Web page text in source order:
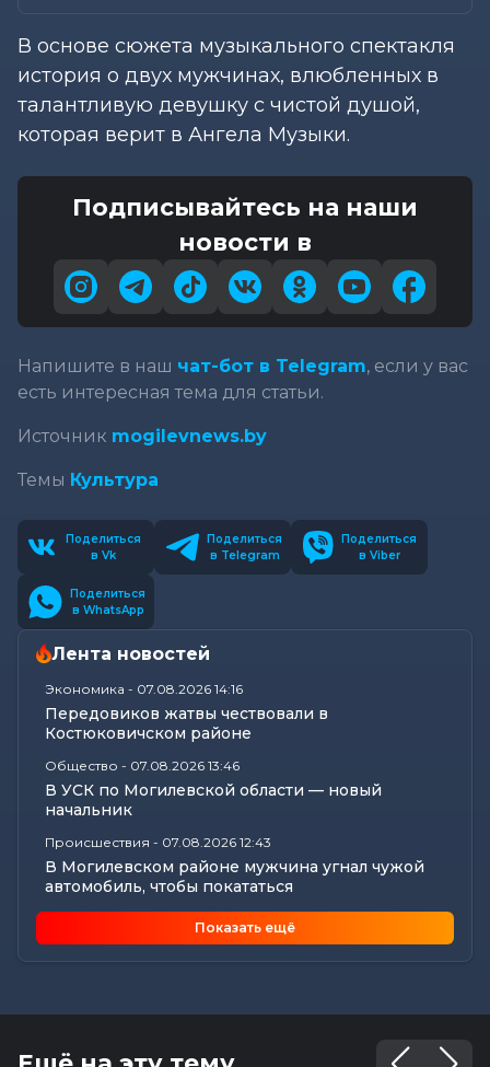
В основе сюжета музыкального спектакля
история о двух мужчинах, влюбленных в
талантливую девушку с чистой душой,
которая верит в Ангела Музыки.
Подписывайтесь на наши
новости в
Напишите в наш чат-бот в Telegram, если у вас
есть интересная тема для статьи.
Источник mogilevnews.by
Темы Культура
Поделиться
в Vk
Поделиться
в Telegram
Поделиться
в Viber
Поделиться
в WhatsApp
Лента новостей
Экономика - 07.08.2026 14:16
Передовиков жатвы чествовали в
Костюковичском районе
Общество - 07.08.2026 13:46
В УСК по Могилевской области — новый
начальник
Происшествия - 07.08.2026 12:43
В Могилевском районе мужчина угнал чужой
автомобиль, чтобы покататься
Погода на выходные в Могилевской области:
комфортная летняя прохлада,...
Забота о тех, кто на посту: активистки БСЖ
Показать ещё